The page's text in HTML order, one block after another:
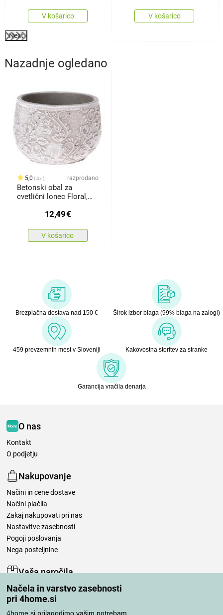
Načela in varstvo zasebnosti
pri 4home.si
4home.si prilagodimo vašim potrebam.
V košarico V košarico
Next
Nazadnje ogledano
5,0 4x razprodano
Betonski obal za
cvetlični lonec Floral,
12,49€
V košarico
Brezplačna dostava nad 150 € Širok izbor blaga (99% blaga na zalogi)
459 prevzemnih mest v Sloveniji Kakovostna storitev za stranke
Garancija vračila denarja
O nas
Kontakt
O podjetju
Nakupovanje
Načini in cene dostave
Načini plačila
Zakaj nakupovati pri nas
Nastavitve zasebnosti
Pogoji poslovanja
Nega posteljnine
Vaša naročila
Moj račun
Pregled naročil
Reklamacija